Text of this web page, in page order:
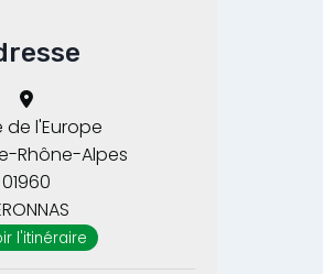
de l'Europe
Rhône-Alpes
01960
l'itinéraire